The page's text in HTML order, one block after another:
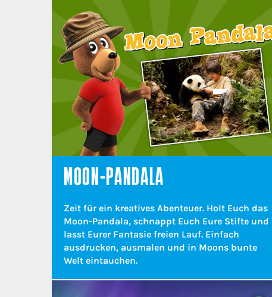
MOON-PANDALA
Zeit für ein kreatives Abenteuer. Holt Euch das
Moon-Pandala, schnappt Euch Eure Stifte und
lasst Eurer Fantasie freien Lauf. Einfach
ausdrucken, ausmalen und in Moons bunte
Welt eintauchen.